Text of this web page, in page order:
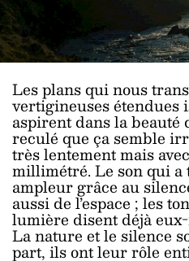
Les plans qui nous
vertigineuses étendues
aspirent dans la beauté
reculé que ça semble
très lentement mais
millimétré. Le son qui a
ampleur grâce au
aussi de l’espace ; les
lumière disent déjà
La nature et le silence
part, ils ont leur rôle